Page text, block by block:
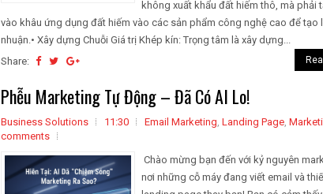
không xuất khẩu đất hiếm thô, mà phải
vào khâu ứng dụng đất hiếm vào các sản phẩm công nghệ cao để tạo
nhuận.• Xây dựng Chuỗi Giá trị Khép kín: Trọng tâm là xây dựng...
Share:
Phễu Marketing Tự Động – Đã Có AI Lo!
Business Solutions 11:30 Email Marketing, Landing Page,
comments
Chào mừng bạn đến với kỷ nguyên
nơi những cỗ máy đang viết email và